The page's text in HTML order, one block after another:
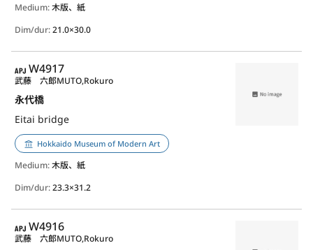
Medium:木版、紙
Dim/dur:21.0×30.0
APJ
W4917
永代橋
Eitai bridge
武藤 六郎MUTO,Rokuro
Hokkaido Museum of Modern Art
Medium:木版、紙
Dim/dur:23.3×31.2
APJ
W4916
武藤 六郎MUTO,Rokuro